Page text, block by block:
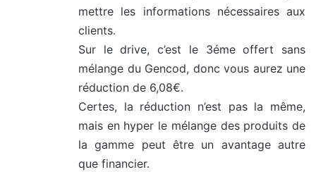
mettre les informations nécessaires aux
clients.
Sur le drive, c’est le 3éme offert sans
mélange du Gencod, donc vous aurez une
réduction de 6,08€.
Certes, la réduction n’est pas la même,
mais en hyper le mélange des produits de
la gamme peut être un avantage autre
que financier.